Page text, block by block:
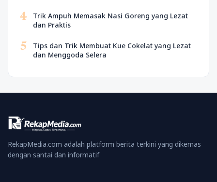
4
Trik Ampuh Memasak Nasi Goreng yang Lezat
dan Praktis
5
Tips dan Trik Membuat Kue Cokelat yang Lezat
dan Menggoda Selera
RekapMedia.com adalah platform berita terkini yang dikemas
dengan santai dan informatif